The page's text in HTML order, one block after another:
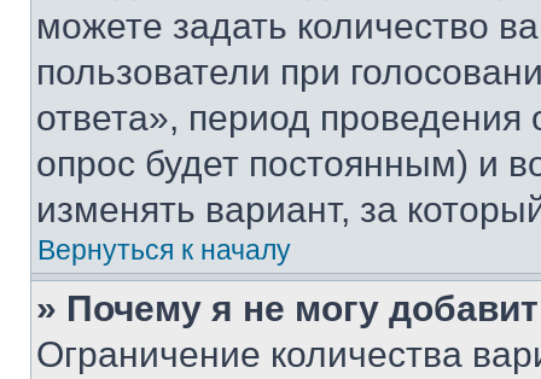
можете задать количество
пользователи при
ответа», период проведения
опрос будет постоянным) и
изменять вариант, за
Вернуться к началу
» Почему я не могу
Ограничение количества